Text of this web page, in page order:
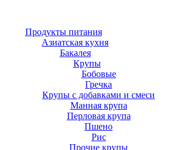
Продукты питания
Азиатская кухня
Бакалея
Крупы
Бобовые
Гречка
Крупы с добавками и смеси
Манная крупа
Перловая крупа
Пшено
Рис
Прочие крупы